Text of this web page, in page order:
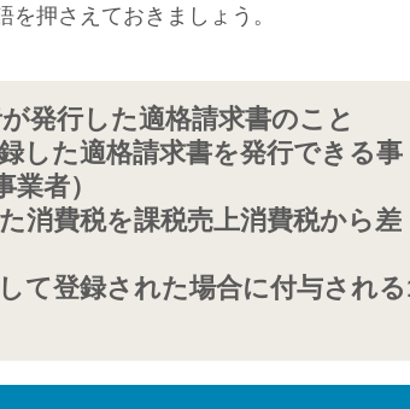
押さえておきましょう。
発行した適格請求書のこと
した適格請求書を発行できる事
者）
消費税を課税売上消費税から差
て登録された場合に付与され